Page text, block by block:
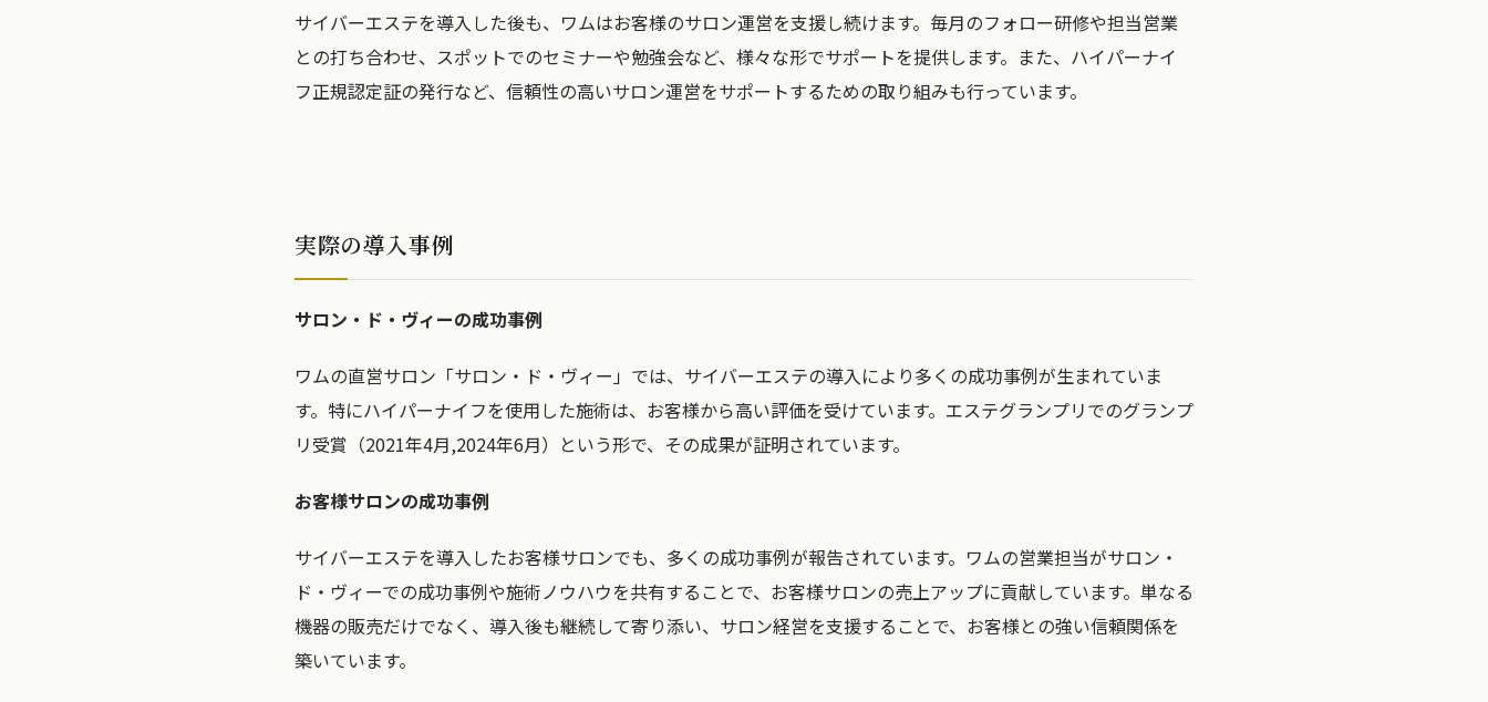
サイバーエステを導入した後も、ワムはお客様のサロン運営を支援し続けます。毎月のフォロー研修や担当営業
との打ち合わせ、スポットでのセミナーや勉強会など、様々な形でサポートを提供します。また、ハイパーナイ
フ正規認定証の発行など、信頼性の高いサロン運営をサポートするための取り組みも行っています。
実際の導入事例
サロン・ド・ヴィーの成功事例
ワムの直営サロン「サロン・ド・ヴィー」では、サイバーエステの導入により多くの成功事例が生まれていま
す。特にハイパーナイフを使用した施術は、お客様から高い評価を受けています。エステグランプリでのグランプ
リ受賞（2021年4月,2024年6月）という形で、その成果が証明されています。
お客様サロンの成功事例
サイバーエステを導入したお客様サロンでも、多くの成功事例が報告されています。ワムの営業担当がサロン・
ド・ヴィーでの成功事例や施術ノウハウを共有することで、お客様サロンの売上アップに貢献しています。単なる
機器の販売だけでなく、導入後も継続して寄り添い、サロン経営を支援することで、お客様との強い信頼関係を
築いています。